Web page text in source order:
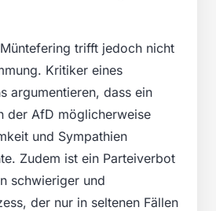
trifft jedoch nicht
Kritiker eines
argumentieren, dass ein
der AfD möglicherweise
und Sympathien
Zudem ist ein Parteiverbot
schwieriger und
der nur in seltenen Fällen